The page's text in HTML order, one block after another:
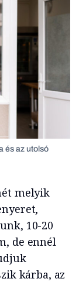
és az utolsó
melyik
10-20
de ennél
kárba, az